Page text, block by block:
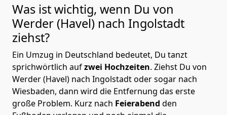
Was ist wichtig, wenn Du von
Werder (Havel) nach Ingolstadt
ziehst?
Ein Umzug in Deutschland bedeutet, Du tanzt
sprichwörtlich aufzwei Hochzeiten. Ziehst Du von
Werder (Havel) nach Ingolstadt oder sogar nach
Wiesbaden, dann wird die Entfernung das erste
große Problem. Kurz nach Feierabend den